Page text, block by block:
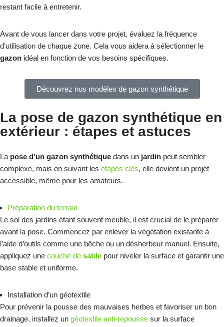
restant facile à entretenir.
Avant de vous lancer dans votre projet, évaluez la fréquence
d’utilisation de chaque zone. Cela vous aidera à sélectionner le
gazon idéal en fonction de vos besoins spécifiques.
Découvrez nos modèles de gazon synthétique
La pose de gazon synthétique en
extérieur : étapes et astuces
La pose d’un gazon synthétique dans un jardin peut sembler
complexe, mais en suivant les étapes clés, elle devient un projet
accessible, même pour les amateurs.
Préparation du terrain
Le sol des jardins étant souvent meuble, il est crucial de le préparer
avant la pose. Commencez par enlever la végétation existante à
l’aide d’outils comme une bêche ou un désherbeur manuel. Ensuite,
appliquez une couche de sable pour niveler la surface et garantir une
base stable et uniforme.
Installation d’un géotextile
Pour prévenir la pousse des mauvaises herbes et favoriser un bon
drainage, installez un géotextile anti-repousse sur la surface